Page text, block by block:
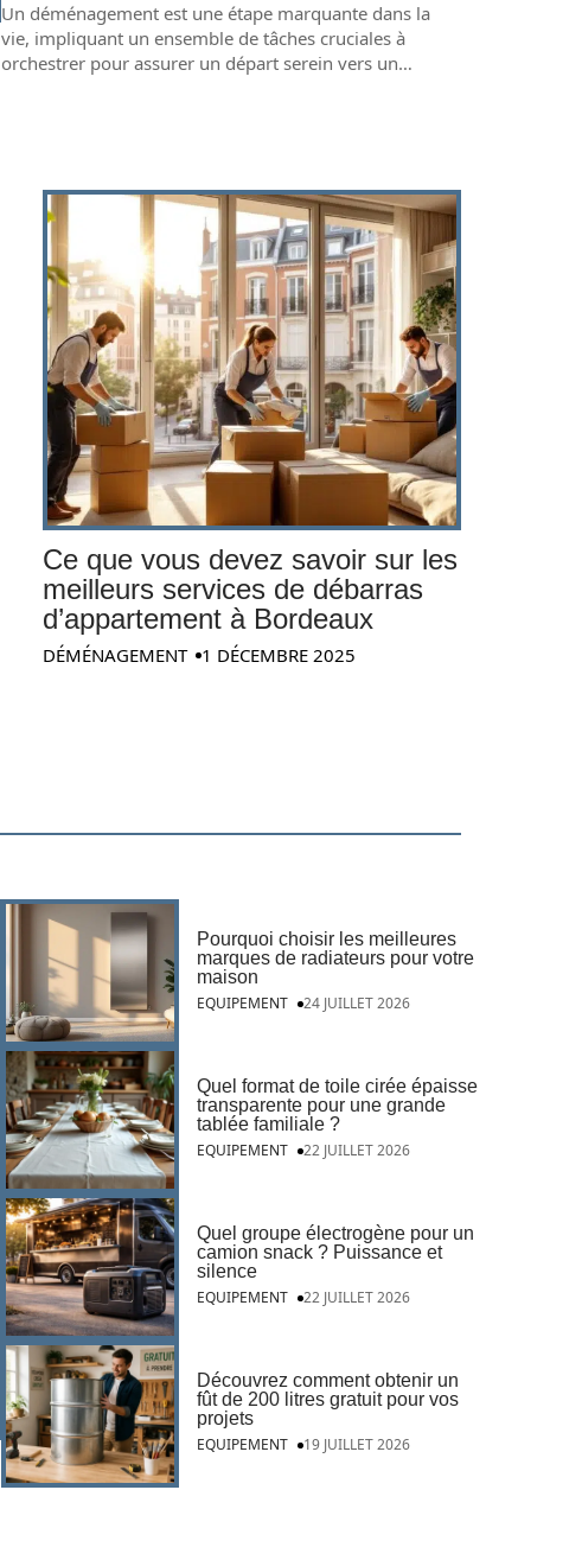
Un déménagement est une étape marquante dans la
vie, impliquant un ensemble de tâches cruciales à
orchestrer pour assurer un départ serein vers un…
Ce que vous devez savoir sur les
meilleurs services de débarras
d’appartement à Bordeaux
DÉMÉNAGEMENT 1 DÉCEMBRE 2025
Pourquoi choisir les meilleures
marques de radiateurs pour votre
maison
EQUIPEMENT
24 JUILLET 2026
Quel format de toile cirée épaisse
transparente pour une grande
tablée familiale ?
EQUIPEMENT
22 JUILLET 2026
Quel groupe électrogène pour un
camion snack ? Puissance et
silence
EQUIPEMENT
22 JUILLET 2026
Découvrez comment obtenir un
fût de 200 litres gratuit pour vos
projets
EQUIPEMENT
19 JUILLET 2026